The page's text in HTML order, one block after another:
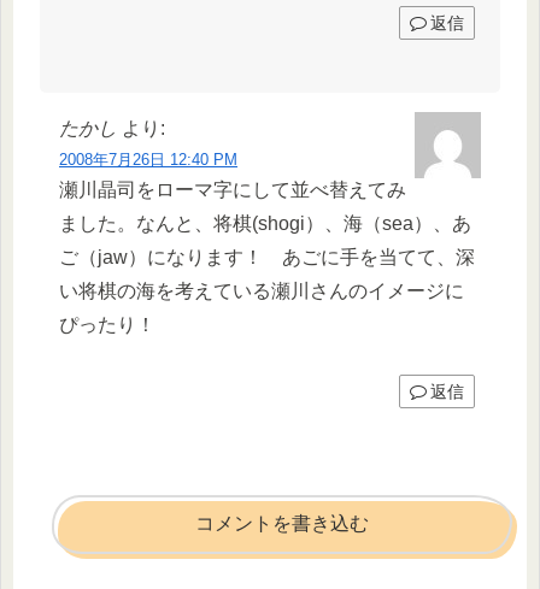
返信
たかし より:
2008年7月26日 12:40 PM
瀬川晶司をローマ字にして並べ替えてみ
ました。なんと、将棋(shogi）、海（sea）、あ
ご（jaw）になります！ あごに手を当てて、深
い将棋の海を考えている瀬川さんのイメージに
ぴったり！
返信
コメントを書き込む